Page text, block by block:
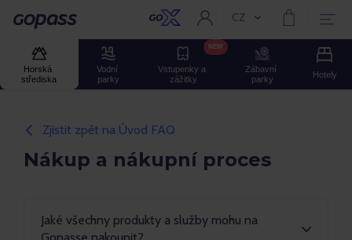
GOPASS Aktuální jazyk:
CZ
Horská
střediska
Vodní
parky
Vstupenky a
zážitky
NEW
Zábavní
parky
Hotely
Zjistit zpět na Úvod FAQ
Nákup a nákupní proces
Jaké všechny produkty a služby mohu na